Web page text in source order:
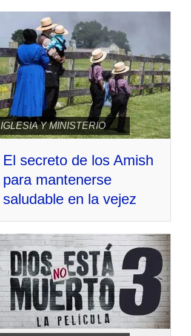
IGLESIA Y MINISTERIO
El secreto de los Amish
para mantenerse
saludable en la vejez